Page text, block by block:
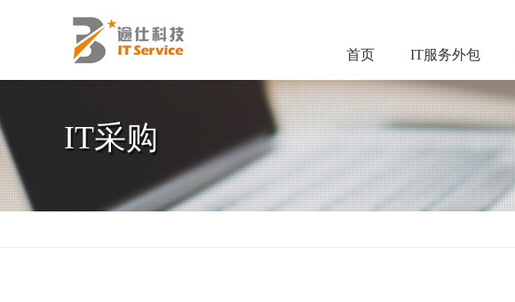
首页 IT服务外包
IT采购